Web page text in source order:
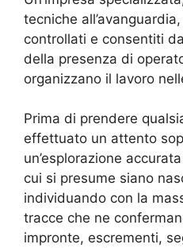
tecniche
controllati e consentiti
della presenza di
organizzano il lavoro
Prima di prendere
effettuato un attento
un’esplorazione
cui si presume siano
individuando con la
tracce che ne
impronte, escrementi,